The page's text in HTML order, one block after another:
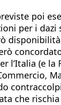
poi
per i
(e
che